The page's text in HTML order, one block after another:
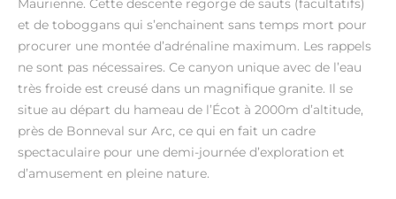
Maurienne. Cette descente regorge de sauts (facultatifs)
et de toboggans qui s’enchainent sans temps mort pour
procurer une montée d’adrénaline maximum. Les rappels
ne sont pas nécessaires. Ce canyon unique avec de l’eau
très froide est creusé dans un magnifique granite. Il se
situe au départ du hameau de l’Écot à 2000m d’altitude,
près de Bonneval sur Arc, ce qui en fait un cadre
spectaculaire pour une demi-journée d’exploration et
d’amusement en pleine nature.